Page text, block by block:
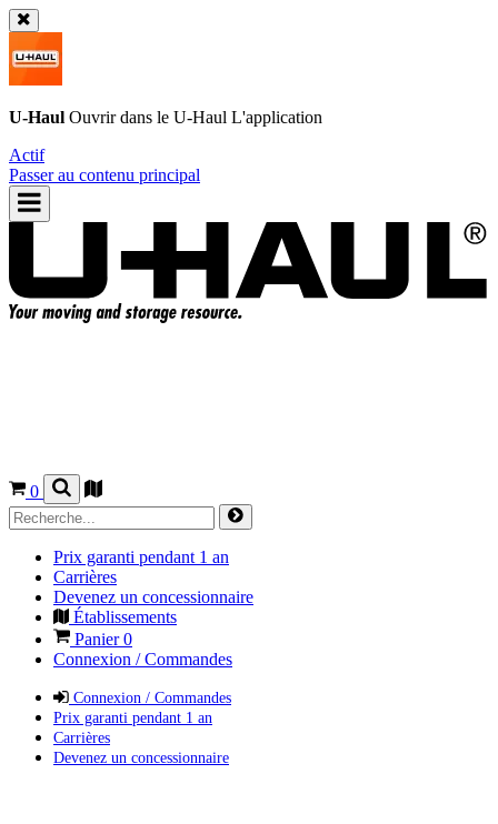
U-Haul Ouvrir dans le U-Haul L'application
Actif
Passer au contenu principal
0
Prix garanti pendant 1 an
Carrières
Devenez un concessionnaire
Établissements
Panier0
Connexion / Commandes
Connexion / Commandes
Prix garanti pendant 1 an
Carrières
Devenez un concessionnaire